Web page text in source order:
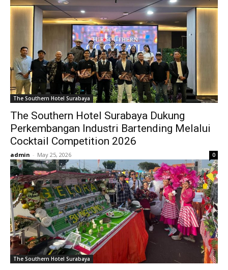
The Southern Hotel Surabaya
The Southern Hotel Surabaya Dukung
Perkembangan Industri Bartending Melalui
Cocktail Competition 2026
admin - May 25, 2026 0
The Southern Hotel Surabaya